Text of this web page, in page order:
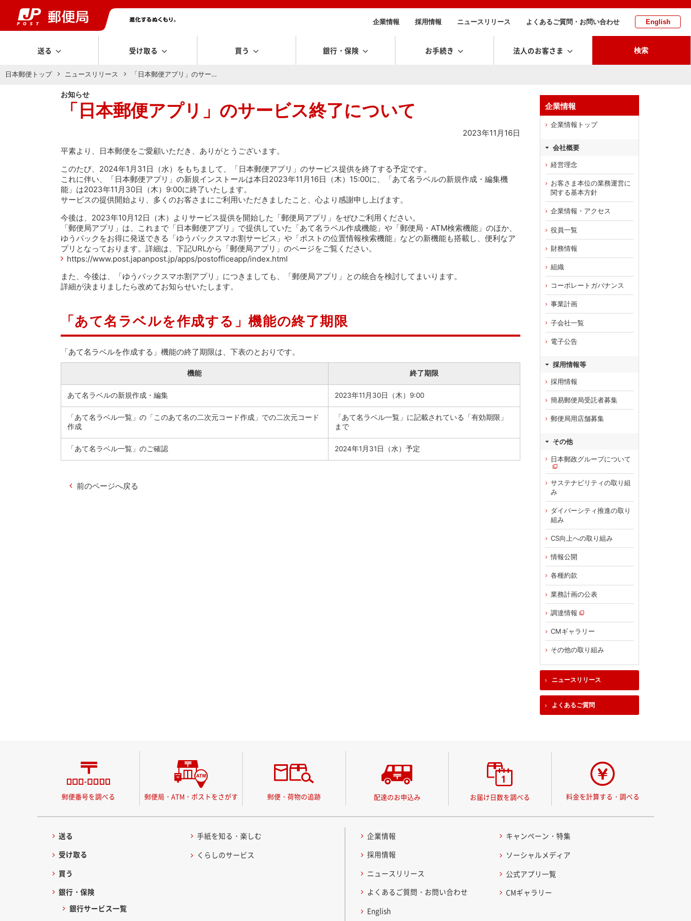
企業情報 採用情報 ニュースリリース よくあるご質問・お問い合わせ English
送る 受け取る 買う 銀行・保険 お手続き 法人のお客さま 検索
日本郵便トップ ニュースリリース 「日本郵便アプリ」のサー…
お知らせ
「日本郵便アプリ」のサービス終了について
2023年11月16日
平素より、日本郵便をご愛顧いただき、ありがとうございます。
このたび、2024年1月31日（水）をもちまして、「日本郵便アプリ」のサービス提供を終了する予定です。
これに伴い、「日本郵便アプリ」の新規インストールは本日2023年11月16日（木）15:00に、「あて名ラベルの新規作成・編集機
能」は2023年11月30日（木）9:00に終了いたします。
サービスの提供開始より、多くのお客さまにご利用いただきましたこと、心より感謝申し上げます。
今後は、2023年10月12日（木）よりサービス提供を開始した「郵便局アプリ」をぜひご利用ください。
「郵便局アプリ」は、これまで「日本郵便アプリ」で提供していた「あて名ラベル作成機能」や「郵便局・ATM検索機能」のほか、
ゆうパックをお得に発送できる「ゆうパックスマホ割サービス」や「ポストの位置情報検索機能」などの新機能も搭載し、便利なア
プリとなっております。詳細は、下記URLから「郵便局アプリ」のページをご覧ください。
https://www.post.japanpost.jp/apps/postofficeapp/index.html
また、今後は、「ゆうパックスマホ割アプリ」につきましても、「郵便局アプリ」との統合を検討してまいります。
詳細が決まりましたら改めてお知らせいたします。
「あて名ラベルを作成する」機能の終了期限
「あて名ラベルを作成する」機能の終了期限は、下表のとおりです。
機能 終了期限
あて名ラベルの新規作成・編集 2023年11月30日（木）9:00
「あて名ラベル一覧」の「このあて名の二次元コード作成」での二次元コード
作成
「あて名ラベル一覧」に記載されている「有効期限」
まで
「あて名ラベル一覧」のご確認 2024年1月31日（水）予定
前のページへ戻る
企業情報
企業情報トップ
会社概要
経営理念
お客さま本位の業務運営に
関する基本方針
企業情報・アクセス
役員一覧
財務情報
組織
コーポレートガバナンス
事業計画
子会社一覧
電子公告
採用情報等
採用情報
簡易郵便局受託者募集
郵便局用店舗募集
その他
日本郵政グループについて
サステナビリティの取り組
み
ダイバーシティ推進の取り
組み
CS向上への取り組み
情報公開
各種約款
業務計画の公表
調達情報
CMギャラリー
その他の取り組み
ニュースリリース
よくあるご質問
郵便番号を調べる 郵便局・ATM・ポストをさがす 郵便・荷物の追跡 配達のお申込み お届け日数を調べる 料金を計算する・調べる
送る
受け取る
買う
銀行・保険
銀行サービス一覧
手紙を知る・楽しむ
くらしのサービス
企業情報
採用情報
ニュースリリース
よくあるご質問・お問い合わせ
English
キャンペーン・特集
ソーシャルメディア
公式アプリ一覧
CMギャラリー